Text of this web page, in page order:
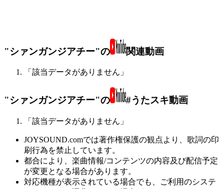
"シァンガンジアチー"の 関連動画
「該当データがありません」
"シァンガンジアチー"の #うたスキ動画
「該当データがありません」
JOYSOUND.comでは著作権保護の観点より、歌詞の印
刷行為を禁止しています。
都合により、楽曲情報/コンテンツの内容及び配信予定
が変更となる場合があります。
対応機種が表示されている場合でも、ご利用のシステ